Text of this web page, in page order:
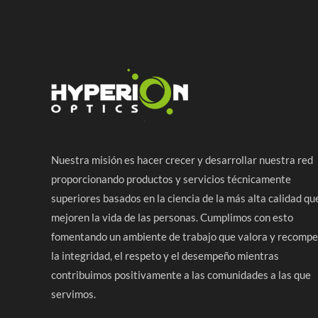
Para la
El
es la
Hyperion
los
su demanda
Nuestra misión es hacer crecer y desarrollar nuestra red
proporcionando productos y servicios técnicamente
superiores basados en la ciencia de la más alta calidad
mejoren la vida de las personas. Cumplimos con esto
fomentando un ambiente de trabajo que valora y
la integridad, el respeto y el desempeño mientras
contribuimos positivamente a las comunidades a las que
servimos.